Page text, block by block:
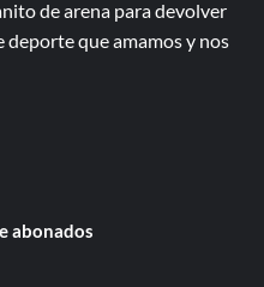
de arena para devolver
que amamos y nos
abonados